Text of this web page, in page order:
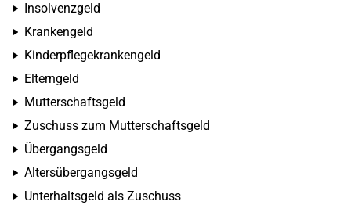
Insolvenzgeld
Krankengeld
Kinderpflegekrankengeld
Elterngeld
Mutterschaftsgeld
Zuschuss zum Mutterschaftsgeld
Übergangsgeld
Altersübergangsgeld
Unterhaltsgeld als Zuschuss